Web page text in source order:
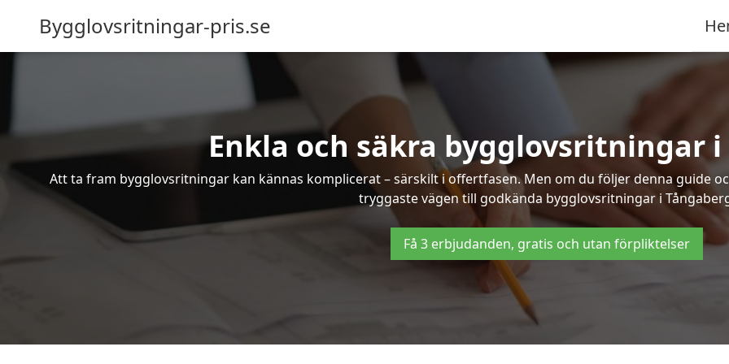
Bygglovsritningar-pris.se
Enkla och säkra bygglovsritningar i
Att ta fram bygglovsritningar kan kännas komplicerat – särskilt i offertfasen. Men om du följer denna guide
tryggaste vägen till godkända bygglovsritningar i
Få 3 erbjudanden, gratis och utan förpliktelser